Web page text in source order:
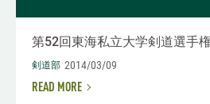
第52回東海私立大学剣道選手
剣道部 2014/03/09
READ MORE